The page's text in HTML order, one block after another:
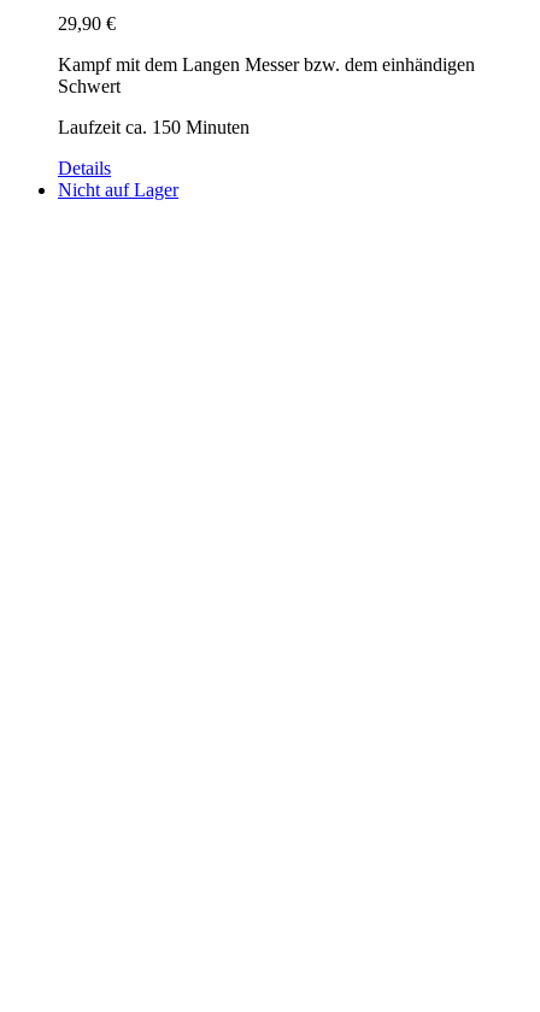
29,90 €
Kampf mit dem Langen Messer bzw. dem einhändigen
Schwert
Laufzeit ca. 150 Minuten
Details
Nicht auf Lager